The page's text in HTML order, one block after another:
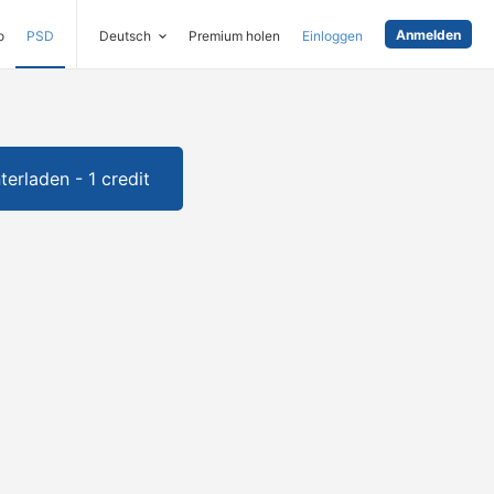
PSD Deutsch Premium holen Einloggen Anmelden
- 1 credit